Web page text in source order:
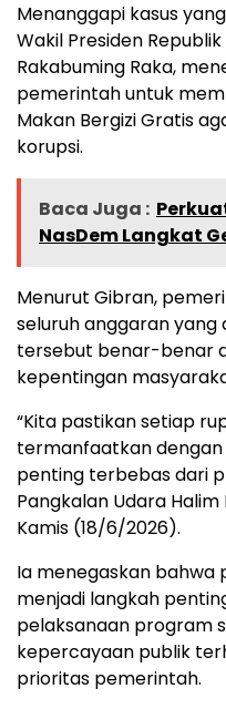
Menanggapi kasus
Wakil Presiden
Rakabuming Raka,
pemerintah untuk
Makan Bergizi Gratis
korupsi.
Baca Juga :
NasDem Langkat
Menurut Gibran,
seluruh anggaran
tersebut benar-benar
kepentingan
“Kita pastikan setiap
termanfaatkan dengan
penting terbebas dari
Pangkalan Udara
Kamis (18/6/2026).
Ia menegaskan
menjadi langkah
pelaksanaan program
kepercayaan publik
prioritas pemerintah.